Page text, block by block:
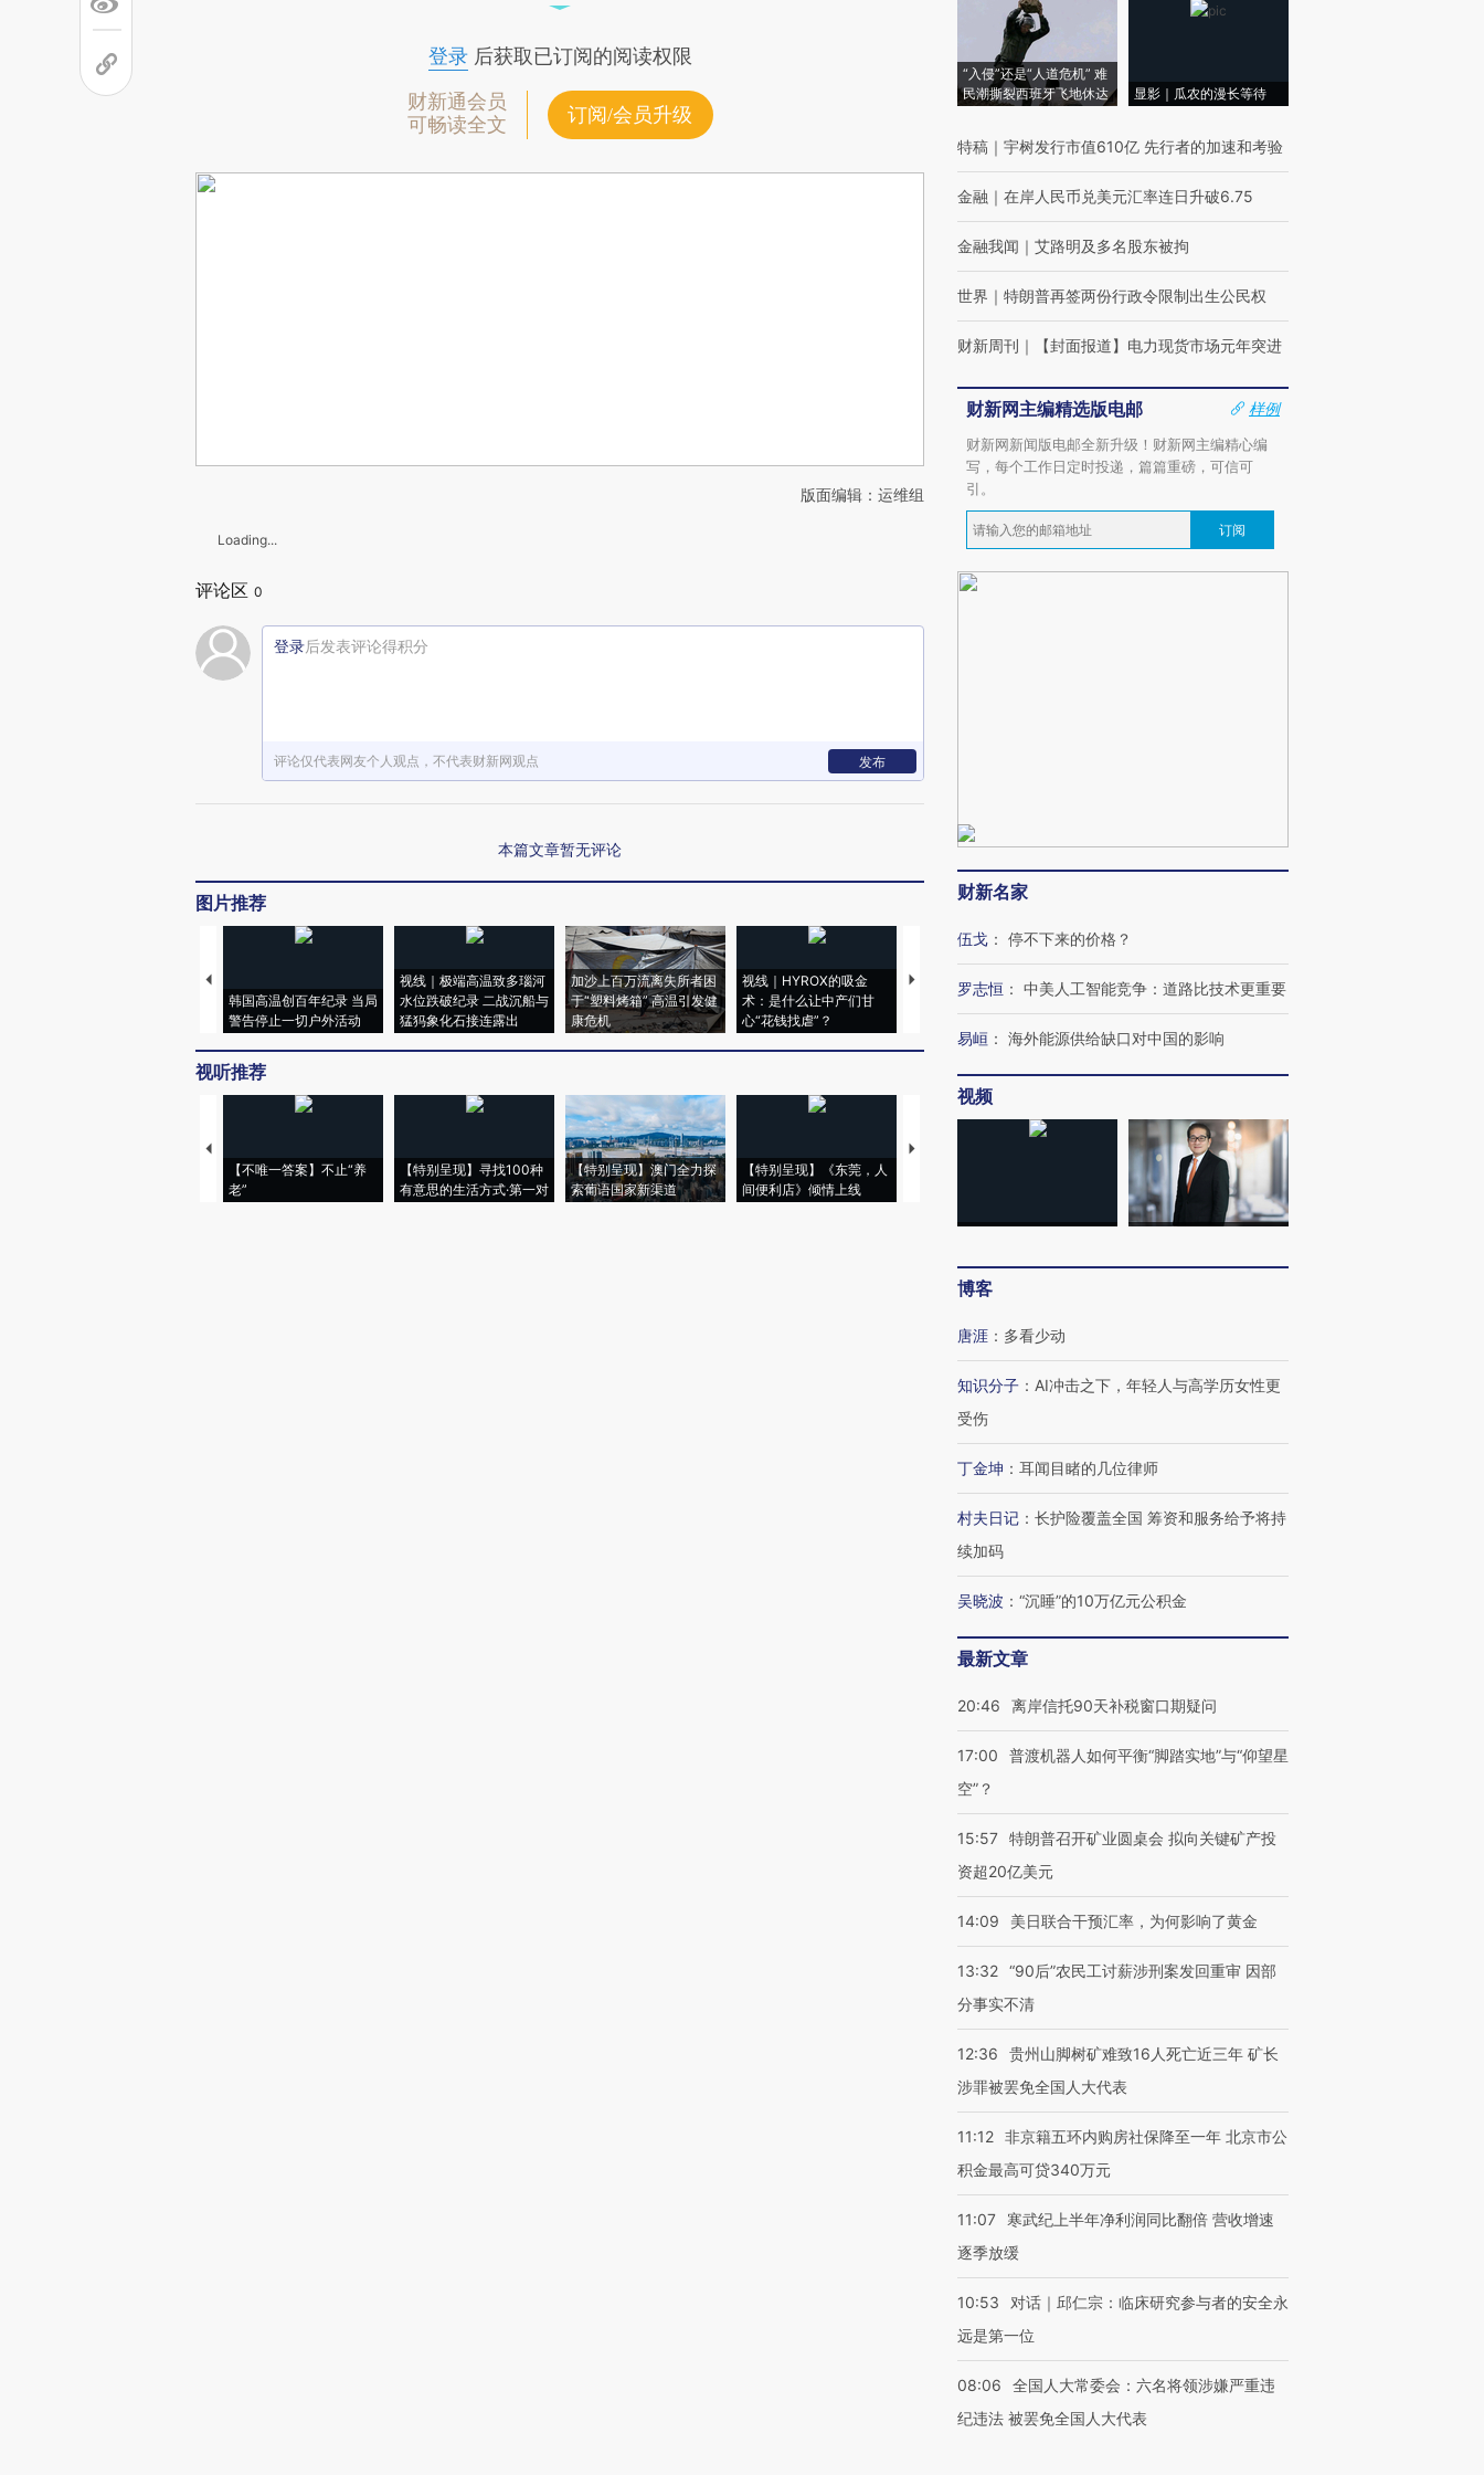
登录后获取已订阅的阅读权限
财新通会员
可畅读全文
订阅/会员升级
版面编辑：运维组
Loading...
评论区 0
登录后发表评论得积分
评论仅代表网友个人观点，不代表财新网观点 发布
本篇文章暂无评论
图片推荐
韩国高温创百年纪录 当局
警告停止一切户外活动
视线｜极端高温致多瑙河
水位跌破纪录 二战沉船与
猛犸象化石接连露出
加沙上百万流离失所者困
于“塑料烤箱” 高温引发健
康危机
视线｜HYROX的吸金
术：是什么让中产们甘
心“花钱找虐”？
马航飞行员跨国走私7万
粒摇头丸 尿检体内含3种
视线｜被称为“蟑螂”的印
度Z世代 用街头抗争将教
视线｜“入侵”还是“人道危
机”？难民潮撕裂西班牙
视听推荐
【不唯一答案】不止“养
老”
【特别呈现】寻找100种
有意思的生活方式·第一对
【特别呈现】澳门全力探
索葡语国家新渠道
【特别呈现】《东莞，人
间便利店》倾情上线
【推广】走进第四届链博
【特别呈现】寻找100种
有意思的生活方式·第三对
【商旅对话】华住集团
住三大增长引擎是什么？
“入侵”还是“人道危机” 难
民潮撕裂西班牙飞地休达
显影｜瓜农的漫长等待
特稿 ｜ 宇树发行市值610亿 先行者的加速和考验
金融 ｜ 在岸人民币兑美元汇率连日升破6.75
金融我闻 ｜ 艾路明及多名股东被拘
世界 ｜ 特朗普再签两份行政令限制出生公民权
财新周刊 ｜ 【封面报道】电力现货市场元年突进
财新网主编精选版电邮
样例
财新网新闻版电邮全新升级！财新网主编精心编
写，每个工作日定时投递，篇篇重磅，可信可
引。
订阅
财新名家
伍戈 ： 停不下来的价格？
罗志恒 ： 中美人工智能竞争：道路比技术更重要
易峘 ： 海外能源供给缺口对中国的影响
视频
博客
唐涯 ： 多看少动
知识分子 ： AI冲击之下，年轻人与高学历女性更
受伤
丁金坤 ： 耳闻目睹的几位律师
村夫日记 ： 长护险覆盖全国 筹资和服务给予将持
续加码
吴晓波 ： “沉睡”的10万亿元公积金
最新文章
20:46 离岸信托90天补税窗口期疑问
17:00
普渡机器人如何平衡“脚踏实地”与“仰望星
空”？
15:57 特朗普召开矿业圆桌会 拟向关键矿产投
资超20亿美元
14:09 美日联合干预汇率，为何影响了黄金
13:32 “90后”农民工讨薪涉刑案发回重审 因部
分事实不清
12:36
贵州山脚树矿难致16人死亡近三年 矿长
涉罪被罢免全国人大代表
11:12 非京籍五环内购房社保降至一年 北京市公
积金最高可贷340万元
11:07
寒武纪上半年净利润同比翻倍 营收增速
逐季放缓
10:53
对话｜邱仁宗：临床研究参与者的安全永
远是第一位
08:06
全国人大常委会：六名将领涉嫌严重违
纪违法 被罢免全国人大代表